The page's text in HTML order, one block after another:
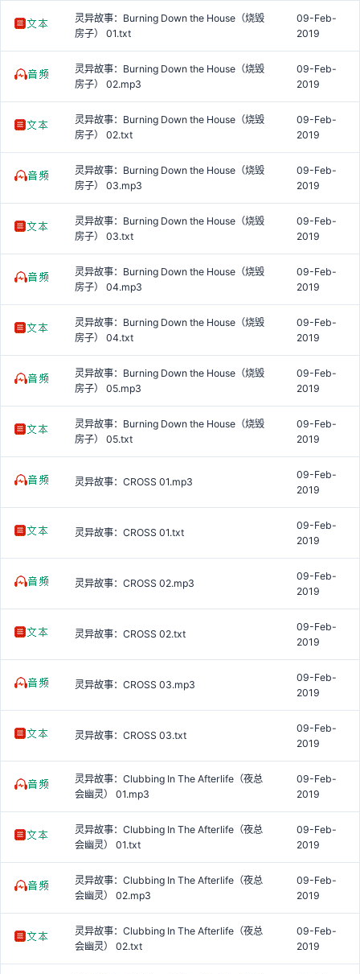
灵异故事：Burning Down the House（烧毁
房子） 01.txt
09-Feb-
2019
灵异故事：Burning Down the House（烧毁
房子） 02.mp3
09-Feb-
2019
灵异故事：Burning Down the House（烧毁
房子） 02.txt
09-Feb-
2019
灵异故事：Burning Down the House（烧毁
房子） 03.mp3
09-Feb-
2019
灵异故事：Burning Down the House（烧毁
房子） 03.txt
09-Feb-
2019
灵异故事：Burning Down the House（烧毁
房子） 04.mp3
09-Feb-
2019
灵异故事：Burning Down the House（烧毁
房子） 04.txt
09-Feb-
2019
灵异故事：Burning Down the House（烧毁
房子） 05.mp3
09-Feb-
2019
灵异故事：Burning Down the House（烧毁
房子） 05.txt
09-Feb-
2019
灵异故事：CROSS 01.mp3
09-Feb-
2019
灵异故事：CROSS 01.txt
09-Feb-
2019
灵异故事：CROSS 02.mp3
09-Feb-
2019
灵异故事：CROSS 02.txt
09-Feb-
2019
灵异故事：CROSS 03.mp3
09-Feb-
2019
灵异故事：CROSS 03.txt
09-Feb-
2019
灵异故事：Clubbing In The Afterlife（夜总
会幽灵） 01.mp3
09-Feb-
2019
灵异故事：Clubbing In The Afterlife（夜总
会幽灵） 01.txt
09-Feb-
2019
灵异故事：Clubbing In The Afterlife（夜总
会幽灵） 02.mp3
09-Feb-
2019
灵异故事：Clubbing In The Afterlife（夜总
会幽灵） 02.txt
09-Feb-
2019